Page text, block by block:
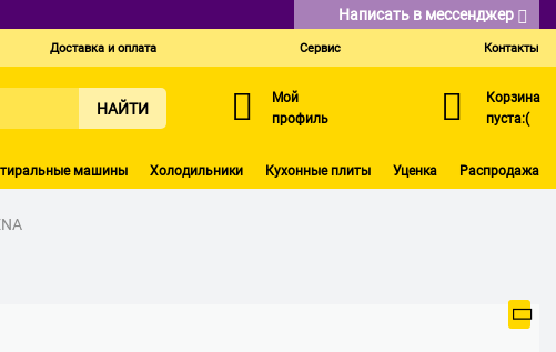
Написать в мессенджер
Доставка и оплата Сервис Контакты
НАЙТИ
Мой
профиль
Корзина
пуста:(
машины Холодильники Кухонные плиты Уценка Распродажа